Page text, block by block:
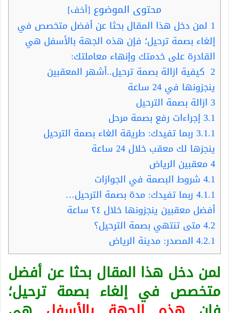
محتوى الموضوع [أخف]
1 لمن دخل هذا المقال بحثا عن أفضل متخصص في
إلغاء بصمة ترحيل؛ فإن هذه الجهة بالأسفل هي
القادرة على خدمتك وإنهاء معاملتك:
2 كيفية ازالة بصمة ترحيل..أشهر المعقبين
ينجزونها في 24 ساعة
3 ازالة بصمة الترحيل
3.1إجراءات رفع بصمة مرحل
3.1.1 ربما تفيدك: طريقة الغاء بصمة الترحيل
ينجزها لك معقب خلال 24 ساعة
4معقبين الرياض
4.1 شروط البصمة في الجوازات
4.1.1 ربما تفيدك: مدة بصمة الترحيل…
أفضل معقبين ينجزونها خلال ٢٤ ساعة
4.2متى تنتهي بصمة الترحيل؟
4.2.1 المصدر: مدينة الرياض
لمن دخل هذا المقال بحثا عن أفضل
متخصص في إلغاء بصمة ترحيل؛